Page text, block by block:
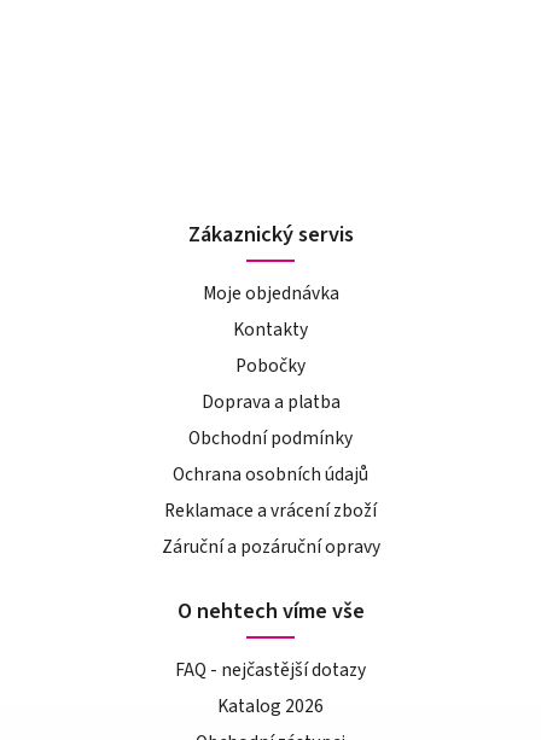
Zákaznický servis
Moje objednávka
Kontakty
Pobočky
Doprava a platba
Obchodní podmínky
Ochrana osobních údajů
Reklamace a vrácení zboží
Záruční a pozáruční opravy
O nehtech víme vše
FAQ - nejčastější dotazy
Katalog 2026